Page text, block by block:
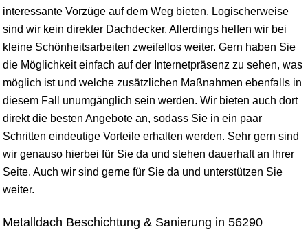
interessante Vorzüge auf dem Weg bieten. Logischerweise
sind wir kein direkter Dachdecker. Allerdings helfen wir bei
kleine Schönheitsarbeiten zweifellos weiter. Gern haben Sie
die Möglichkeit einfach auf der Internetpräsenz zu sehen, was
möglich ist und welche zusätzlichen Maßnahmen ebenfalls in
diesem Fall unumgänglich sein werden. Wir bieten auch dort
direkt die besten Angebote an, sodass Sie in ein paar
Schritten eindeutige Vorteile erhalten werden. Sehr gern sind
wir genauso hierbei für Sie da und stehen dauerhaft an Ihrer
Seite. Auch wir sind gerne für Sie da und unterstützen Sie
weiter.
Metalldach Beschichtung & Sanierung in 56290